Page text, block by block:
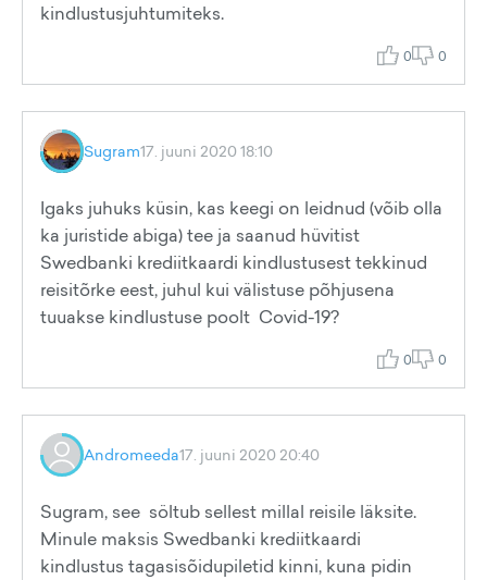
kindlustusjuhtumiteks.
0 0
Sugram17. juuni 2020 18:10
Igaks juhuks küsin, kas keegi on leidnud (võib olla
ka juristide abiga) tee ja saanud hüvitist
Swedbanki krediitkaardi kindlustusest tekkinud
reisitõrke eest, juhul kui välistuse põhjusena
tuuakse kindlustuse poolt Covid-19?
0 0
Andromeeda17. juuni 2020 20:40
Sugram, see söltub sellest millal reisile läksite.
Minule maksis Swedbanki krediitkaardi
kindlustus tagasisõidupiletid kinni, kuna pidin